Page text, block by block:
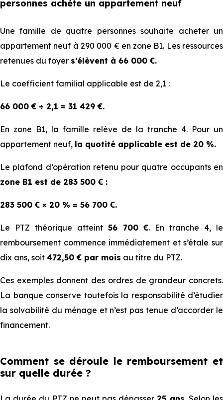
2
500
€
750
€
250
€
750
€
88
62
4
102
900
€
72
540
€
66
59
850
€
5
600
€
€
93
€
€
7
147
103
94
85
8 et +
161
113
103
94
€
personnes achète un appartement neuf
Une famille de quatre personnes souhaite acheter un
appartement neuf à 290 000 € en zo⁠⁠ne B1. Les ressources
retenues du foyer s’élèvent à 66 000 €.
Le coefficient familial applicable est de 2,1 :
66 000 € ÷ 2,1 = 31 429 €.
En zone B1, la famille relève de la tranche 4. Pour un
appartement neuf, la quotité applicable est de 20 %.
Le plafond d’opération retenu pour quatre occupants en
zone B1 est de 283 500 € :
283 500 € × 20 % = 56 700 €.
Le PTZ théorique atteint 56 700 €. En tranche 4, le
remboursement commence immédiatement et s’étale sur
dix ans, soit 472,50 € par mois au titre du PTZ.
Ces exemples donnent des ordres de grandeur concrets.
La banque conserve toutefois la res⁠⁠p⁠⁠onsabilité d’étudier
la solvabilité du ménage et n’est pas tenue d’ac⁠⁠corder le
financement.
Comment se déroule le remboursement et
sur quelle durée ?